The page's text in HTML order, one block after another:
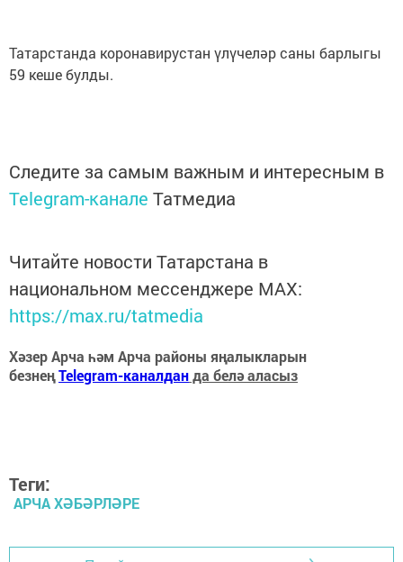
Татарстанда коронавирустан үлүчеләр саны барлыгы
59 кеше булды.
Следите за самым важным и интересным в
Telegram-канале Татмедиа
Читайте новости Татарстана в
национальном мессенджере MАХ:
https://max.ru/tatmedia
Хәзер Арча һәм Арча районы яңалыкларын
безнеңTelegram-каналданда белә аласыз
Теги:
АРЧА ХӘБӘРЛӘРЕ